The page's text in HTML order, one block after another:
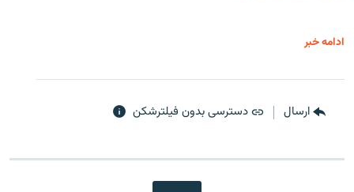
ادامه خبر
ارسال دسترسی بدون فیلترشکن